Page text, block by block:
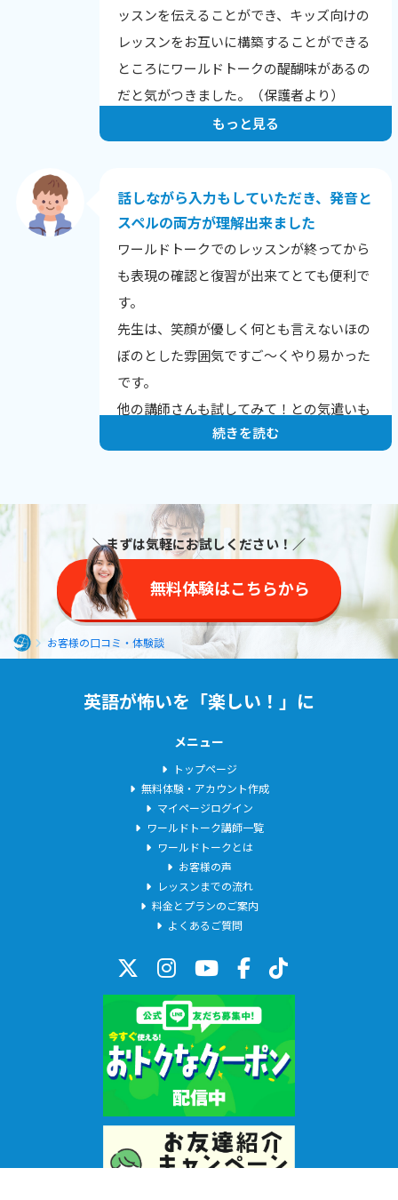
ッスンを伝えることができ、キッズ向けの
レッスンをお互いに構築することができる
ところにワールドトークの醍醐味があるの
だと気がつきました。（保護者より）
もっと見る
話しながら入力もしていただき、発音と
スペルの両方が理解出来ました
ワールドトークでのレッスンが終ってから
も表現の確認と復習が出来てとても便利で
す。
先生は、笑顔が優しく何とも言えないほの
ぼのとした雰囲気ですご～くやり易かった
です。
他の講師さんも試してみて！との気遣いも
素晴らしいと思います。
続きを読む
＼まずは気軽にお試しください！／
無料体験はこちらから
お客様の口コミ・体験談
英語が怖いを「楽しい！」に
メニュー
トップページ
無料体験・アカウント作成
マイページログイン
ワールドトーク講師一覧
ワールドトークとは
お客様の声
レッスンまでの流れ
料金とプランのご案内
よくあるご質問